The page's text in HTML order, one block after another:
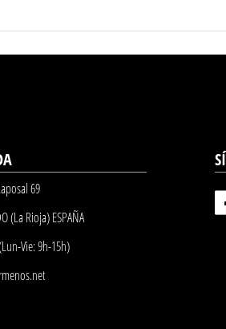
69
(La Rioja) ESPAÑA
Vie: 9h-15h)